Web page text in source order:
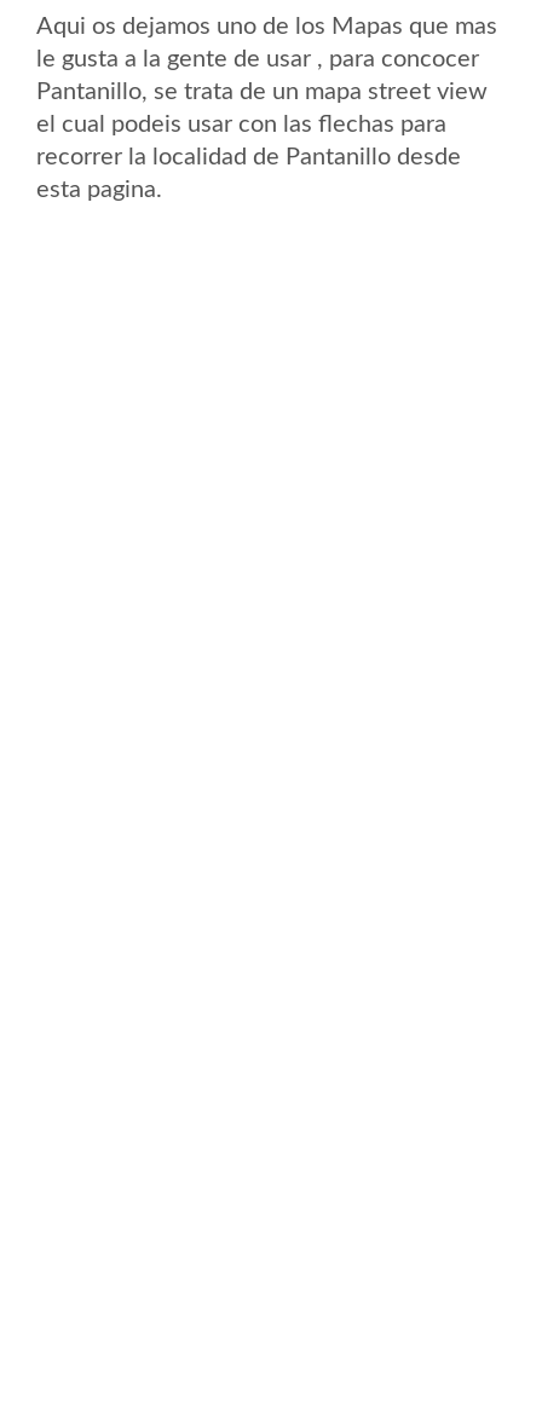
Aqui os dejamos uno de los Mapas que mas
le gusta a la gente de usar , para concocer
Pantanillo, se trata de un mapa street view
el cual podeis usar con las flechas para
recorrer la localidad de Pantanillo desde
esta pagina.